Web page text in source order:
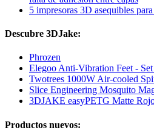
5 impresoras 3D asequibles
Descubre 3DJake:
Phrozen
Elegoo Anti-Vibration Feet - Set
Twotrees 1000W Air-cooled
Slice Engineering Mosquito
3DJAKE easyPETG Matte
Productos nuevos: